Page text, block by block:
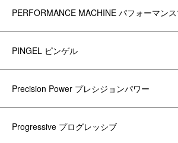
PERFORMANCE MACHINE パフォーマン
PINGEL ピンゲル
Precision Power プレシジョンパワー
Progressive プログレッシブ